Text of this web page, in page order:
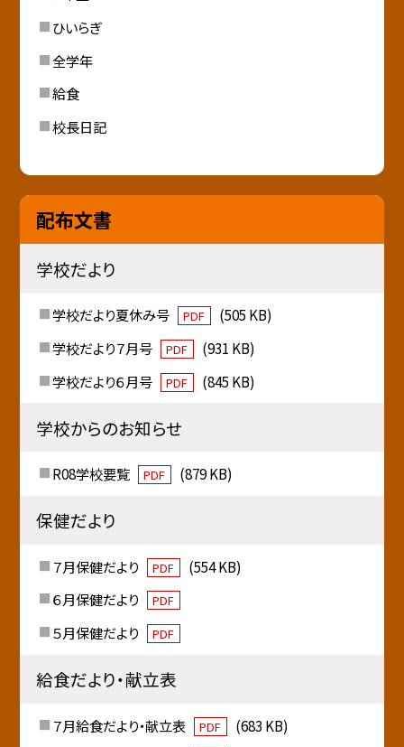
ひいらぎ
全学年
給食
校長日記
配布文書
学校だより
学校だより夏休み号 PDF
(505 KB)
学校だより７月号
PDF
(931 KB)
学校だより６月号
PDF (845 KB)
学校からのお知らせ
R08学校要覧 PDF (879 KB)
保健だより
７月保健だより PDF
(554 KB)
６月保健だより
PDF
５月保健だより PDF
給食だより・献立表
７月給食だより・献立表 PDF
(683 KB)